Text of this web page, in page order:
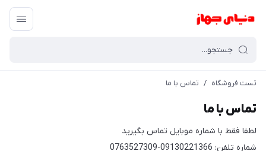
تست فروشگاه / تماس با ما
تماس با ما
لطفا فقط با شماره موبایل تماس بگیرید
شماره تلفن: 09130221366-0763527309